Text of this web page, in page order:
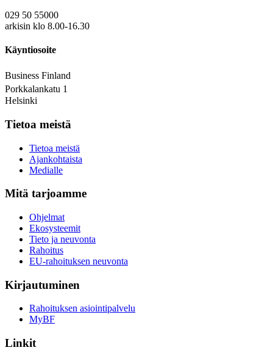
029 50 55000
arkisin klo 8.00-16.30
Käyntiosoite
Business Finland
Porkkalankatu 1
Helsinki
Tietoa meistä
Tietoa meistä
Ajankohtaista
Medialle
Mitä tarjoamme
Ohjelmat
Ekosysteemit
Tieto ja neuvonta
Rahoitus
EU-rahoituksen neuvonta
Kirjautuminen
Rahoituksen asiointipalvelu
MyBF
Linkit